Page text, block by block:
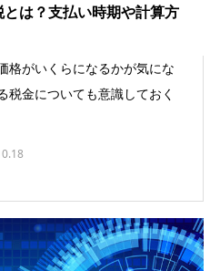
は？支払い時期や計算方
格がいくらになるかが気にな
税金についても意識しておく